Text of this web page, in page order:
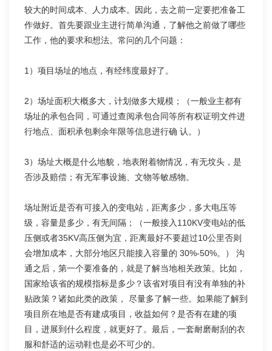
较大的时间成本、人力成本。因此，去之前一定要把准备工
作做好。首先要跟业主进行简单沟通，了解他之前做了哪些
工作，他的要求和想法。常问的几个问题：
1）项目场址的地点，有经纬度最好了。
2）场址面积大概多大，计划做多大规模；（一般业主都有
场址的承包合同，可通过查阅承包合同等所有权证明文件进
行地点、面积承包剩余年限等信息进行确 认。）
3）场址大概是什么地貌，地表附着物情况，有无坟头，是
否涉及赔偿；有无军事设施、文物等敏感物。
场址附近是否有可接入的变电站，距离多少，多大电压等
级，容量是多少，有无间隔；（一般接入110KV变电站的低
压侧或者35KV高压侧为宜，距离最好不要超过10公里否则
会增加成本，大部分地区只能接入容量的 30%-50%。） 沟
通之后，第一个要准备的，就是了解当地相关政策。比如，
国家给该省的规模指标是多少？该省对项目有没有单独的补
贴政策？诸如此类的政策， 尽量多了解一些。如果能了解到
项目所在地是否有建成项目，收益如何？是否有在建的项
目，进展到什么程度，就更好了。最后，一套耐磨耐刮的衣
服和舒适的运动鞋也是必不可少的。